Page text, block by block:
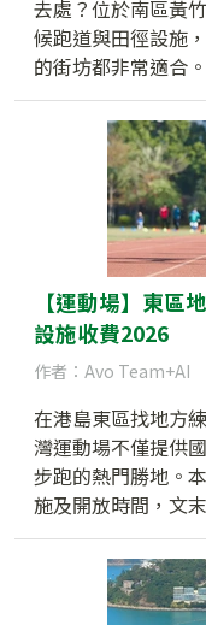
去處？位於南區黃
候跑道與田徑設施
的街坊都非常適合
設施及開放時間，
【運動場】東區
設施收費2026
作者：Avo Team+AI
在港島東區找地方
灣運動場不僅提供
步跑的熱門勝地。
施及開放時間，文
包！